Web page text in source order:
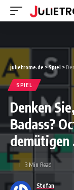
julietrome.de >Spiel >
SPIEL
Denken
Badass?
demütigen
Stefan
3 Min Read